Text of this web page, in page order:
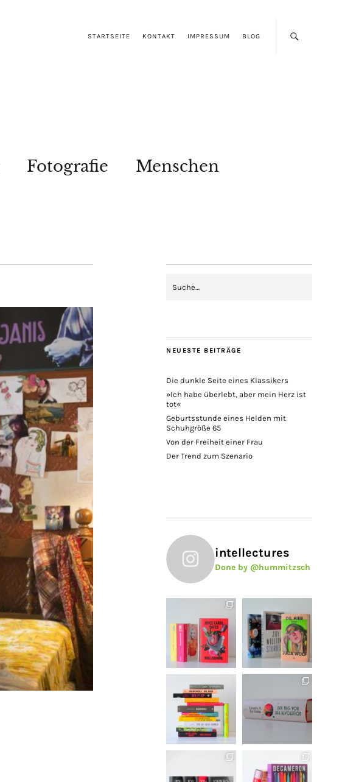
STARTSEITE KONTAKT IMPRESSUM BLOG
Fotografie Menschen
NEUESTE BEITRÄGE
Die dunkle Seite eines Klassikers
»Ich habe überlebt, aber mein Herz ist
tot«
Geburtsstunde eines Helden mit
Schuhgröße 65
Von der Freiheit einer Frau
Der Trend zum Szenario
intellectures
Done by @hummitzsch